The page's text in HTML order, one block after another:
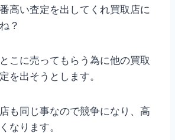
高い査定を出してくれ買取店に
？
こに売ってもらう為に他の買取
を出そうとします。
も同じ事なので競争になり、高
なります。